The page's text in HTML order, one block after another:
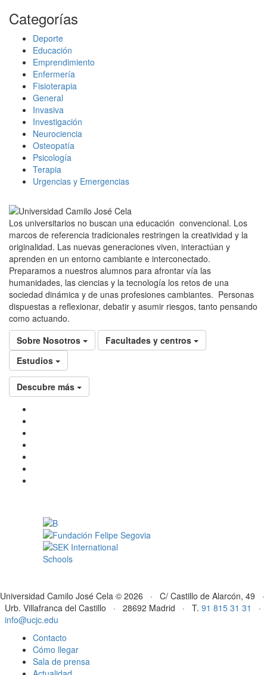
Categorías
Deporte
Educación
Emprendimiento
Enfermería
Fisioterapia
General
Invasiva
Investigación
Neurociencia
Osteopatía
Psicología
Terapia
Urgencias y Emergencias
Los universitarios no buscan una educación convencional. Los
marcos de referencia tradicionales restringen la creatividad y la
originalidad. Las nuevas generaciones viven, interactúan y
aprenden en un entorno cambiante e interconectado.
Preparamos a nuestros alumnos para afrontar vía las
humanidades, las ciencias y la tecnología los retos de una
sociedad dinámica y de unas profesiones cambiantes. Personas
dispuestas a reflexionar, debatir y asumir riesgos, tanto pensando
como actuando.
Sobre Nosotros
Facultades y centros
Estudios
Descubre más
Universidad Camilo José Cela © 2026 · C/ Castillo de Alarcón, 49 ·
Urb. Villafranca del Castillo · 28692 Madrid · T. 91 815 31 31
·
info@ucjc.edu
Contacto
Cómo llegar
Sala de prensa